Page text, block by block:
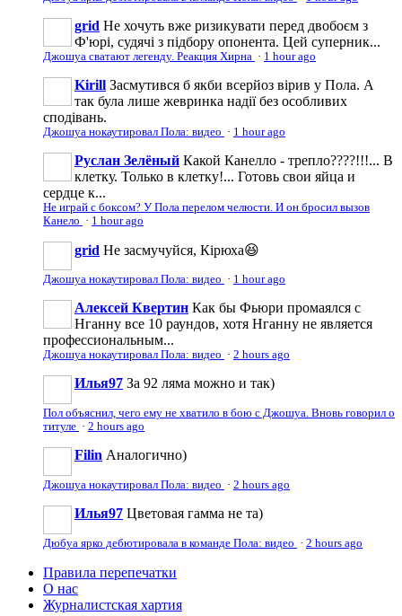
grid Не хочуть вже ризикувати перед двобоєм з
Ф'юрі, судячі з підбору опонента. Цей суперник...
Джошуа сватают легенду. Реакция Хирна · 1 hour ago
Kirill Засмутився б якби всерйоз вірив у Пола. А
так була лише жевринка надії без особливих
сподівань.
Джошуа нокаутировал Пола: видео · 1 hour ago
Руслан Зелёный Какой Канелло - трепло????!!!... В
клетку. Только в клетку!... Готовь свои яйца и
сердце к...
Не играй с боксом? У Пола перелом челюсти. И он бросил вызов
Канело · 1 hour ago
grid Не засмучуйся, Кірюха😆
Джошуа нокаутировал Пола: видео · 1 hour ago
Алексей Квертин Как бы Фьюри промаялся с
Нганну все 10 раундов, хотя Нганну не является
профессиональным...
Джошуа нокаутировал Пола: видео · 2 hours ago
Илья97 За 92 ляма можно и так)
Пол объяснил, чего ему не хватило в бою с Джошуа. Вновь говорил о
титуле · 2 hours ago
Filin Аналогично)
Джошуа нокаутировал Пола: видео · 2 hours ago
Илья97 Цветовая гамма не та)
Дюбуа ярко дебютировала в команде Пола: видео · 2 hours ago
Правила перепечатки
О нас
Журналистская хартия